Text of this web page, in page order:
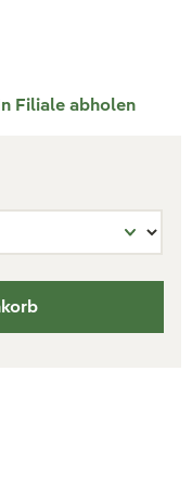
Filiale abholen